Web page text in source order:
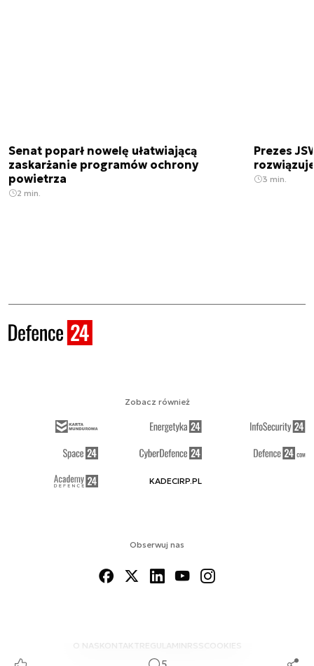
Senat poparł nowelę ułatwiającą
zaskarżanie programów ochrony
powietrza
2 min.
Prezes
3 min.
Obserwuj nas
O NAS KONTAKTREGULAMINRSS COOKIES
Zobacz również
KADECIRP.PL